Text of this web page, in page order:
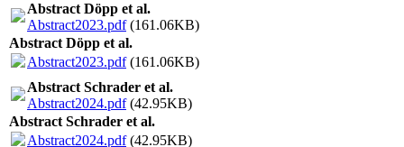
Abstract Döpp et al.
Abstract2023.pdf(161.06KB)
Abstract Döpp et al.
Abstract2023.pdf(161.06KB)
Abstract Schrader et al.
Abstract2024.pdf(42.95KB)
Abstract Schrader et al.
Abstract2024.pdf(42.95KB)